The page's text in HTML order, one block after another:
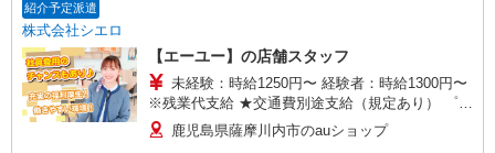
紹介予定派遣
株式会社シエロ
【エーユー】の店舗スタッフ
未経験：時給1250円〜 経験者：時給1300円〜
※残業代支給 ★交通費別途支給（規定あり） ゜
+゜・。○。・゜+゜・。○。・゜+゜ 入社祝い金10
万円支給(規定有) お友達を紹介頂くと, インセンテ
鹿児島県薩摩川内市のauショップ